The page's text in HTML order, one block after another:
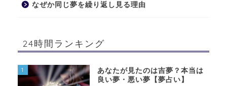
なぜか同じ夢を繰り返し見る理由
24時間ランキング
1
あなたが見たのは吉夢？本当は
良い夢・悪い夢【夢占い】